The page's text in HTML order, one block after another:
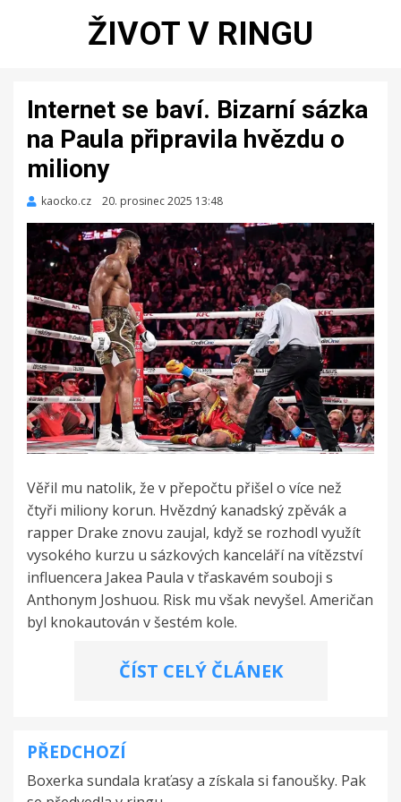
ŽIVOT V RINGU
Internet se baví. Bizarní sázka
na Paula připravila hvězdu o
miliony
kaocko.cz
Zveřejněno
20. prosinec 2025 13:48
Věřil mu natolik, že v přepočtu přišel o více než
čtyři miliony korun. Hvězdný kanadský zpěvák a
rapper Drake znovu zaujal, když se rozhodl využít
vysokého kurzu u sázkových kanceláří na vítězství
influencera Jakea Paula v třaskavém souboji s
Anthonym Joshuou. Risk mu však nevyšel. Američan
byl knokautován v šestém kole.
ČÍST CELÝ ČLÁNEK
Navigace
pro
PŘEDCHOZÍ
Boxerka sundala kraťasy a získala si fanoušky. Pak